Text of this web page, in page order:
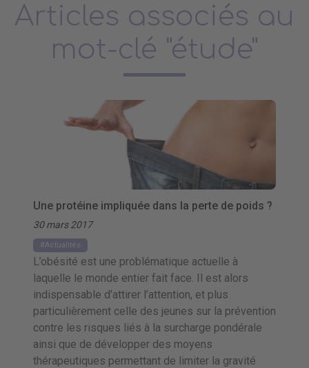
Articles associés au
mot-clé "étude"
Une protéine impliquée dans la perte de poids ?
30 mars 2017
Actualités
L’obésité est une problématique actuelle à
laquelle le monde entier fait face. Il est alors
indispensable d’attirer l’attention, et plus
particulièrement celle des jeunes sur la prévention
contre les risques liés à la surcharge pondérale
ainsi que de développer des moyens
thérapeutiques permettant de limiter la gravité